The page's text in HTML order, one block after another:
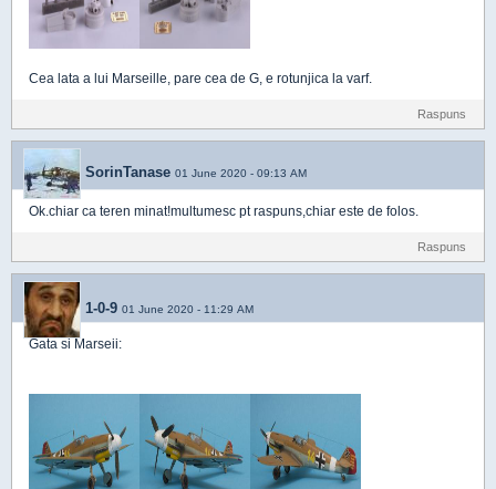
Cea lata a lui Marseille, pare cea de G, e rotunjica la varf.
Raspuns
SorinTanase 01 June 2020 - 09:13 AM
Ok.chiar ca teren minat!multumesc pt raspuns,chiar este de folos.
Raspuns
1-0-9 01 June 2020 - 11:29 AM
Gata si Marseii: